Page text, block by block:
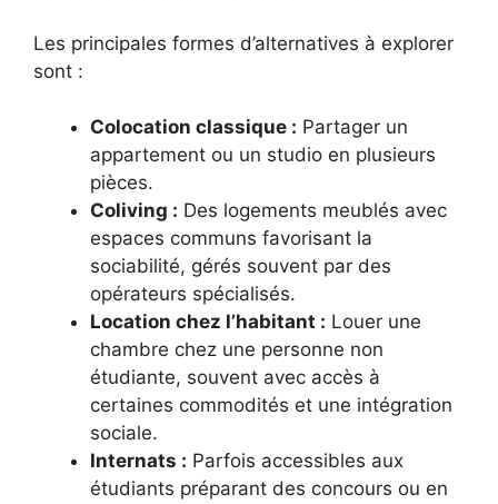
Les principales formes d’alternatives à explorer
sont :
Colocation classique : Partager un
appartement ou un studio en plusieurs
pièces.
Coliving : Des logements meublés avec
espaces communs favorisant la
sociabilité, gérés souvent par des
opérateurs spécialisés.
Location chez l’habitant : Louer une
chambre chez une personne non
étudiante, souvent avec accès à
certaines commodités et une intégration
sociale.
Internats : Parfois accessibles aux
étudiants préparant des concours ou en